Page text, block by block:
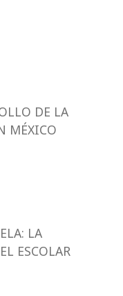
DE LA
MÉXICO
LA
ESCOLAR